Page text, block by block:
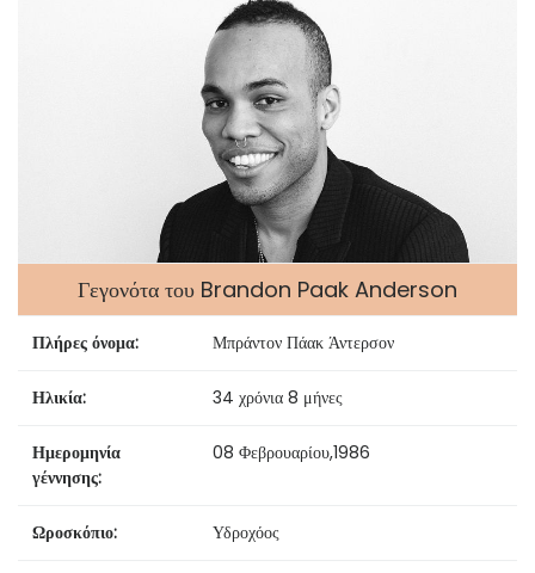
Γεγονότα του Brandon Paak Anderson
Πλήρες όνομα: Μπράντον Πάακ Άντερσον
Ηλικία: 34 χρόνια 8 μήνες
Ημερομηνία
γέννησης:
08 Φεβρουαρίου,1986
Ωροσκόπιο: Υδροχόος